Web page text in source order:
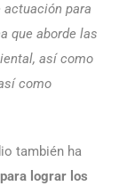
actuación para
que aborde las
así como
como
también ha
lograr los